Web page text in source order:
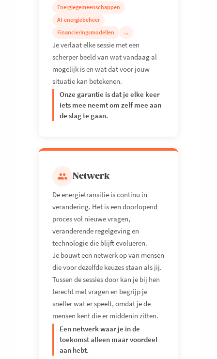
Energiegemeenschappen
AI-energiebeheer
Financieringsmodellen
...
Je verlaat elke sessie met een
scherper beeld van wat vandaag al
mogelijk is en wat dat voor jouw
situatie kan betekenen.
Onze garantie is dat je elke keer
iets mee neemt om zelf mee aan
de slag te gaan.
Netwerk
De energietransitie is continu in
verandering. Het is een doorlopend
proces vol nieuwe vragen,
veranderende regelgeving en
technologie die blijft evolueren.
Je bouwt een netwerk op van mensen
die voor dezelfde keuzes staan als jij.
Tussen de sessies door kan je bij hen
terecht met vragen en begrijp je
sneller wat er speelt, omdat je de
mensen kent die er middenin zitten.
Een netwerk waar je in de
toekomst alleen maar voordeel
aan hebt.